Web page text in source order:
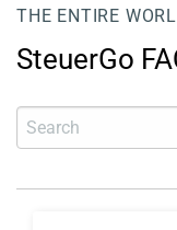
THE ENTIRE
SteuerGo